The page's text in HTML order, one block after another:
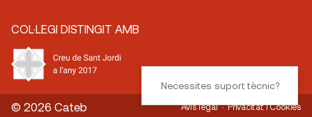
COL·LEGI DISTINGIT AMB
© 2026 Cateb Avís legal Privacitat i Cookies
Necessites suport tècnic?